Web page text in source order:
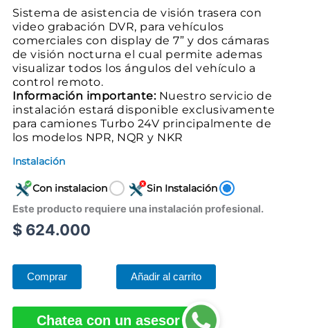
range:
$ 624.000
through
Sistema de asistencia de visión trasera con
video grabación DVR, para vehículos
comerciales con display de 7” y dos cámaras
de visión nocturna el cual permite ademas
visualizar todos los ángulos del vehículo a
control remoto.
Información importante:Nuestro servicio de
instalación estará disponible exclusivamente
para camiones Turbo 24V principalmente de
los modelos NPR, NQR y NKR
Instalación
Con instalacion
Sin Instalación
Este producto requiere una instalación profesional.
$624.000
Comprar Añadir al carrito
Chatea con un asesor